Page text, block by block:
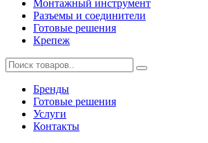
Монтажный инструмент
Разъемы и соединители
Готовые решения
Крепеж
Бренды
Готовые решения
Услуги
Контакты